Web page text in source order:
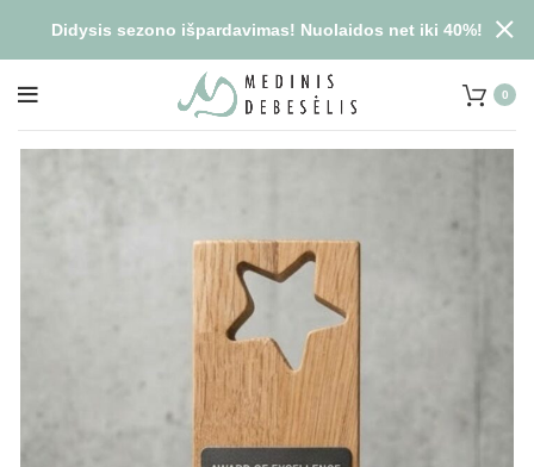
0
Didysis sezono išpardavimas! Nuolaidos net iki 40%!